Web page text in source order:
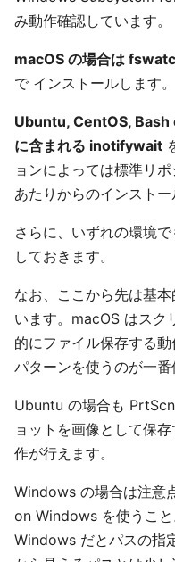
み動作確認しています。
macOS の場合は
で インストールします。
Ubuntu, CentOS,
に含まれる inotifywait
ョンによっては標準リ
あたりからのインストー
さらに、いずれの環境
しておきます。
なお、ここから先は基
います。macOS はスク
的にファイル保存する
パターンを使うのが一番
Ubuntu の場合も
ョットを画像として保
作が行えます。
Windows の場合は注意
on Windows を使うこ
Windows だとパスの指